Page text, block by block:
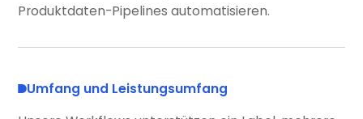
Produktdaten-Pipelines automatisieren.
Umfang und Leistungsumfang